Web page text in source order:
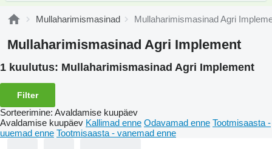
Mullaharimismasinad Mullaharimismasinad Agri
Mullaharimismasinad Agri Implement
1 kuulutus: Mullaharimismasinad Agri Implement
Filter
Sorteerimine: Avaldamise kuupäev
Avaldamise kuupäev Kallimad enne Odavamad enne Tootmisaasta -
uuemad enne Tootmisaasta - vanemad enne